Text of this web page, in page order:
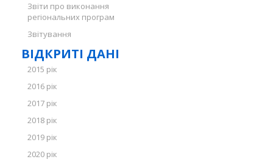
Звіти про виконання
регіональних програм
Звітування
ВІДКРИТІ ДАНІ
2015 рік
2016 рік
2017 рік
2018 рік
2019 рік
2020 рік